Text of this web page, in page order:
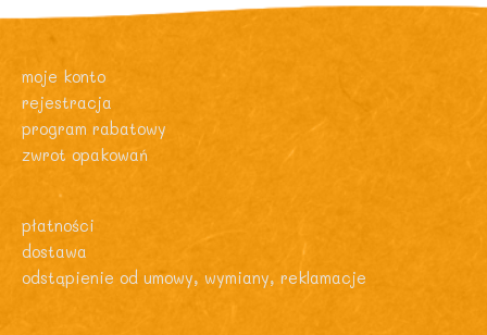
moje konto
rejestracja
program rabatowy
zwrot opakowań
płatności
dostawa
odstąpienie od umowy, wymiany, reklamacje